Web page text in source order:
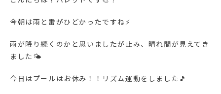
今朝は雨と雷がひどかったですね⚡
雨が降り続くのかと思いましたが止み、晴れ間が見えてき
ました🌤
今日はプールはお休み！！リズム運動をしました🎵